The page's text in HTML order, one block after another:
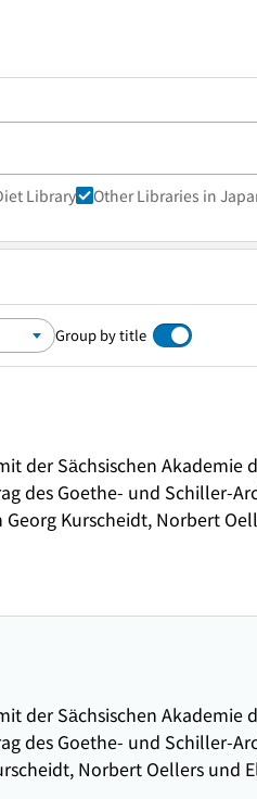
Library Other Libraries in
Group by title
der Sächsischen Akademie
des Goethe- und Schiller-
Kurscheidt, Norbert
der Sächsischen Akademie
des Goethe- und Schiller-
Norbert Oellers und